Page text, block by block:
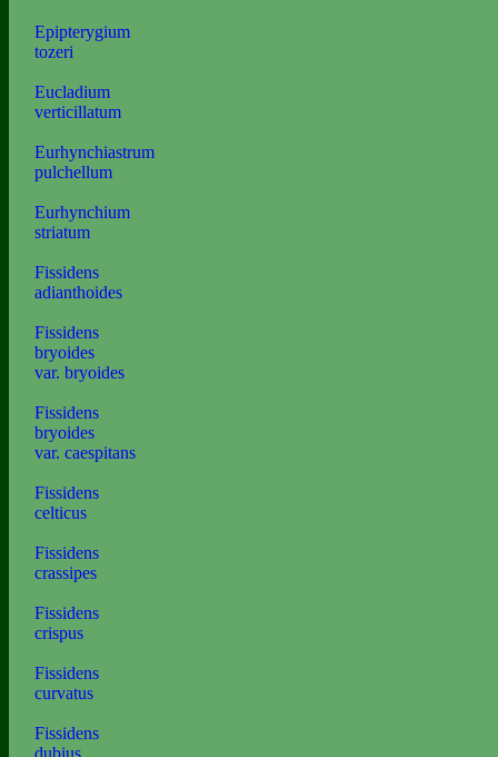
Epipterygium
tozeri
Eucladium
verticillatum
Eurhynchiastrum
pulchellum
Eurhynchium
striatum
Fissidens
adianthoides
Fissidens
bryoides
var. bryoides
Fissidens
bryoides
var. caespitans
Fissidens
celticus
Fissidens
crassipes
Fissidens
crispus
Fissidens
curvatus
Fissidens